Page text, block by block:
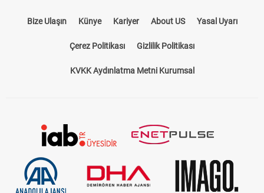
Bize Ulaşın Künye Kariyer About US Yasal Uyarı
Çerez Politikası Gizlilik Politikası
KVKK Aydınlatma Metni Kurumsal